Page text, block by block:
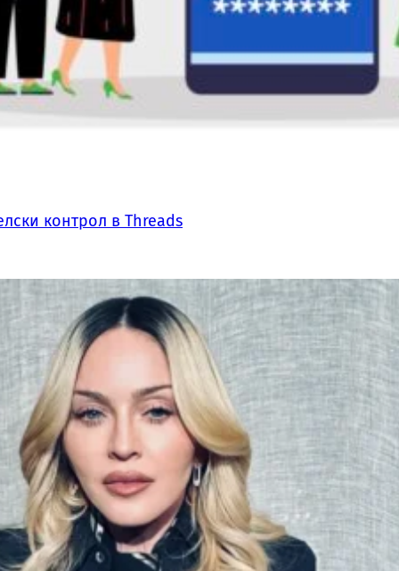
контрол в Threads